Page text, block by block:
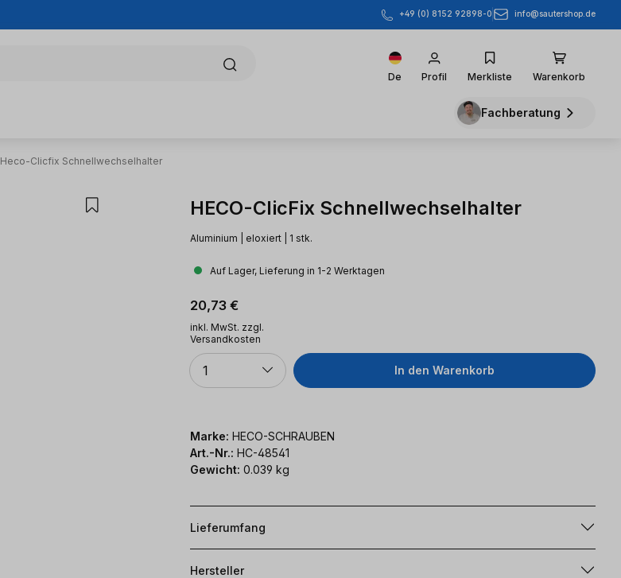
+49 (0) 8152 92898-0 info@sautershop.de
De Profil Merkliste Warenkorb
Fachberatung
Heco-Clicfix Schnellwechselhalter
HECO-ClicFix Schnellwechselhalter
Aluminium | eloxiert | 1 stk.
Auf Lager, Lieferung in 1-2 Werktagen
Regulärer Preis:
20,73 €
inkl. MwSt. zzgl.
Versandkosten
Anzahl
1 In den Warenkorb
Marke: HECO-SCHRAUBEN
Art.-Nr.: HC-48541
Gewicht: 0.039 kg
Lieferumfang
Hersteller